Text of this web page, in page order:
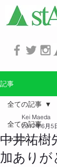
記事
全ての記事
クラス
全ての記事
中井祐樹
加ありが
Kei Maeda
2017年6月5